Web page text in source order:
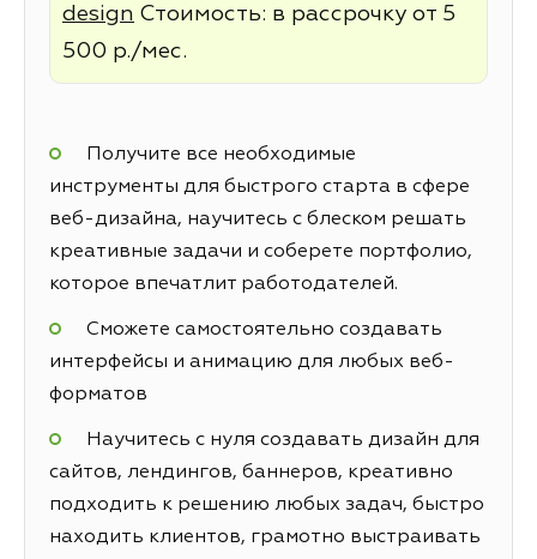
design Стоимость: в рассрочку от 5
500 р./мес.
Получите все необходимые
инструменты для быстрого старта в сфере
веб-дизайна, научитесь с блеском решать
креативные задачи и соберете портфолио,
которое впечатлит работодателей.
Сможете самостоятельно создавать
интерфейсы и анимацию для любых веб-
форматов
Научитесь с нуля создавать дизайн для
сайтов, лендингов, баннеров, креативно
подходить к решению любых задач, быстро
находить клиентов, грамотно выстраивать